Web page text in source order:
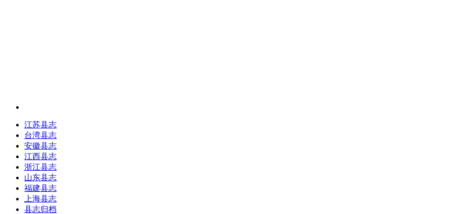
江苏县志
台湾县志
安徽县志
江西县志
浙江县志
山东县志
福建县志
上海县志
县志归档